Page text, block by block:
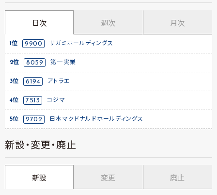
日次 週次 月次
1位 9900 サガミホールディングス
2位 8059 第一実業
3位 6194 アトラエ
4位 7513 コジマ
5位 2702 日本マクドナルドホールディングス
新設・変更・廃止
新設 変更 廃止